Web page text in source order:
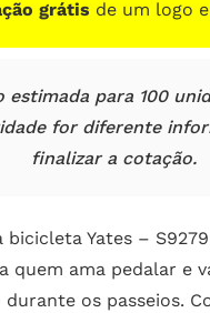
grátis de um logo
estimada para 100
for diferente
finalizar a cotação.
bicicleta Yates –
quem ama pedalar e
durante os passeios.